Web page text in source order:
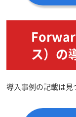
ス）の
導入事例の記載は見